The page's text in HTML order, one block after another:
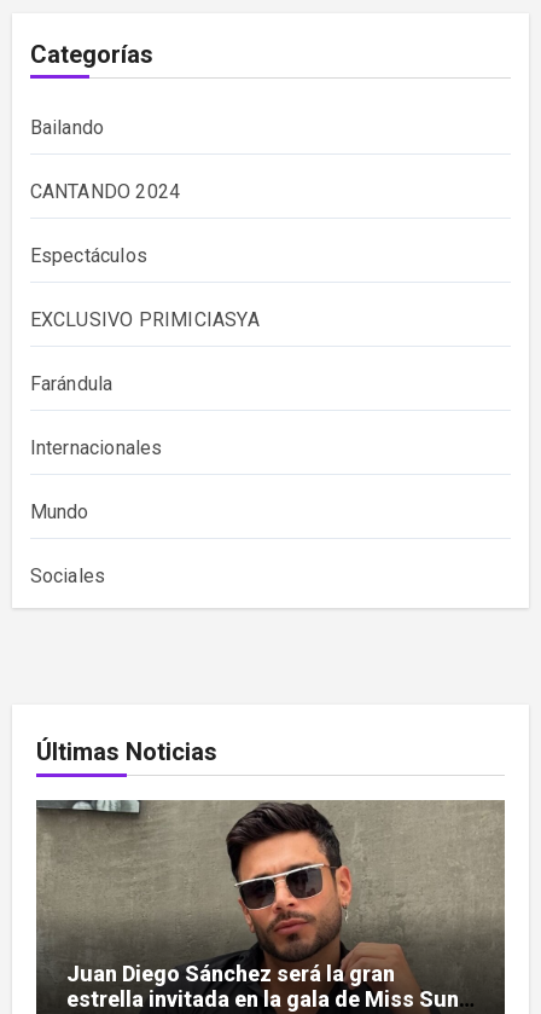
Categorías
Bailando
CANTANDO 2024
Espectáculos
EXCLUSIVO PRIMICIASYA
Farándula
Internacionales
Mundo
Sociales
Últimas Noticias
Juan Diego Sánchez será la gran
estrella invitada en la gala de Miss Sun